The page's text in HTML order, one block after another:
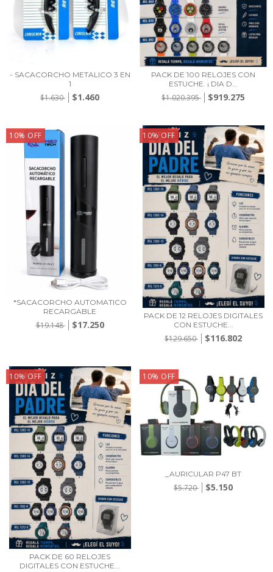
- SACACORCHO METALICO 3 EN
1
$1.630 $1.460
PACK DE 100 RELOJES CON
ESTUCHE. ¡ DIA D...
$1.020.395 $919.275
10% OFF
*SACACORCHO AUTOMATICO
RECARGABLE
$19.148 $17.250
10% OFF
PACK DE 12 RELOJES DIGITALES
CON ESTUCHE...
$129.650 $116.802
10% OFF
PACK DE 60 RELOJES
DIGITALES CON ESTUCHE...
10% OFF
_AURICULAR P47 BT
$5.720 $5.150